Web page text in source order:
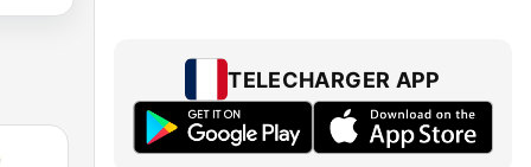
TELECHARGER APP